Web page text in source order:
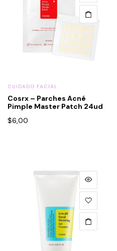
CUIDADO FACIAL
Cosrx – Parches Acné
Pimple Master Patch 24ud
$6,00